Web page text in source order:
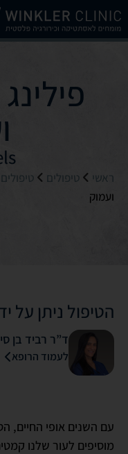
ראשי טיפולים
ועמוק
הטיפול ניתן על
ד”ר רביד בן
לעמוד הרופא
עם השנים אופי החיים,
מוסיפים לעור שלנו